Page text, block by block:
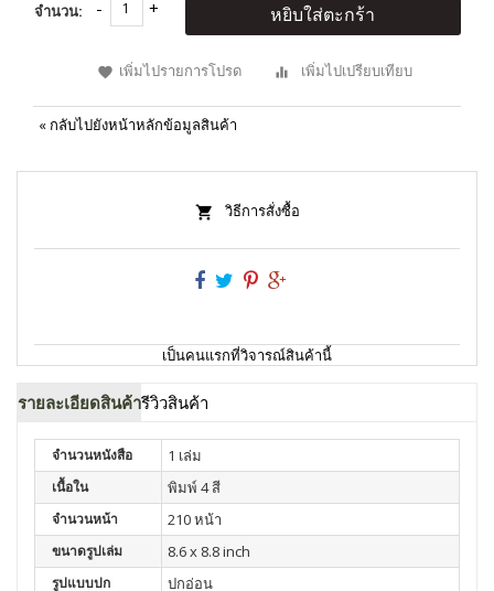
จำนวน: หยิบใส่ตะกร้า
เพิ่มไปรายการโปรด เพิ่มไปเปรียบเทียบ
« กลับไปยังหน้าหลักข้อมูลสินค้า
วิธีการสั่งซื้อ
เป็นคนแรกที่วิจารณ์สินค้านี้
รายละเอียดสินค้ารีวิวสินค้า
จำนวนหนังสือ 1 เล่ม
เนื้อใน พิมพ์ 4 สี
จำนวนหน้า 210 หน้า
ขนาดรูปเล่ม 8.6 x 8.8 inch
รูปแบบปก ปกอ่อน